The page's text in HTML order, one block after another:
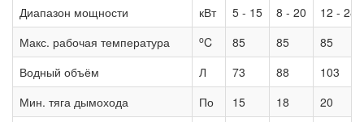
Диапазон мощности
кВт 5 - 15 8 - 20
12 - 28
Макс. рабочая температура
oC 85 85
85
Водный объём
Л 73 88
103
Мин. тяга дымохода
По 15 18
20